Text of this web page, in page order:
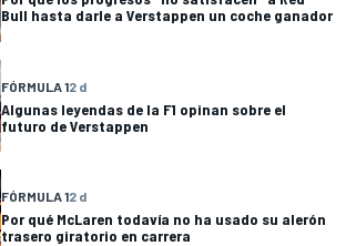
Bull hasta darle a Verstappen un coche ganador
FÓRMULA 12 d
Algunas leyendas de la F1 opinan sobre el
futuro de Verstappen
FÓRMULA 12 d
Por qué McLaren todavía no ha usado su alerón
trasero giratorio en carrera